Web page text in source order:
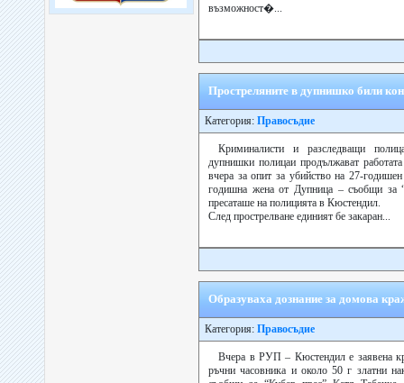
възможност�...
Простреляните в дупнишко били
Категория: Правосъдие
Криминалисти и разследващи
дупнишки полицаи продължават
вчера за опит за убийство на 27-
годишна жена от Дупница – съобщи за
пресаташе на полицията в Кюстендил.
След прострелване единият бе закаран...
Образуваха дознание за домова
Категория: Правосъдие
Вчера в РУП – Кюстендил е заявена
ръчни часовника и около 50 г златни